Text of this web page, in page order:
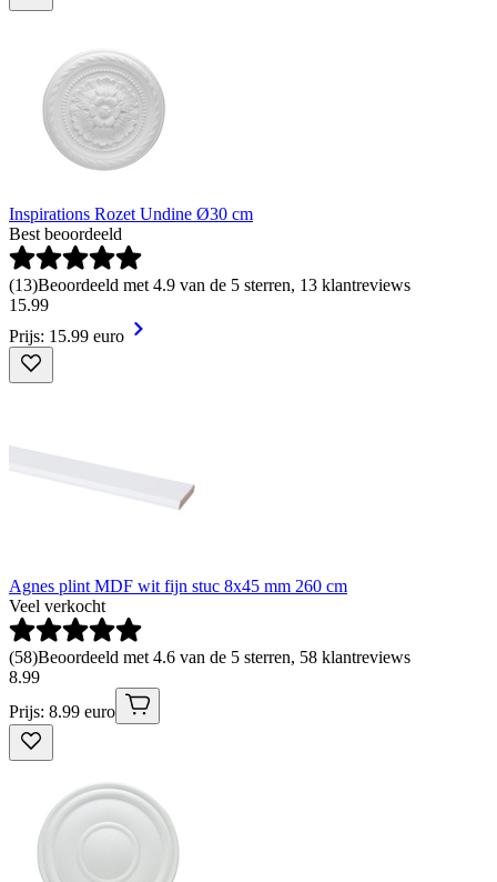
Inspirations Rozet Undine Ø30 cm
Best beoordeeld
(13)Beoordeeld met 4.9 van de 5 sterren, 13 klantreviews
15.99
Prijs: 15.99 euro
Agnes plint MDF wit fijn stuc 8x45 mm 260 cm
Veel verkocht
(58)Beoordeeld met 4.6 van de 5 sterren, 58 klantreviews
8.99
Prijs: 8.99 euro